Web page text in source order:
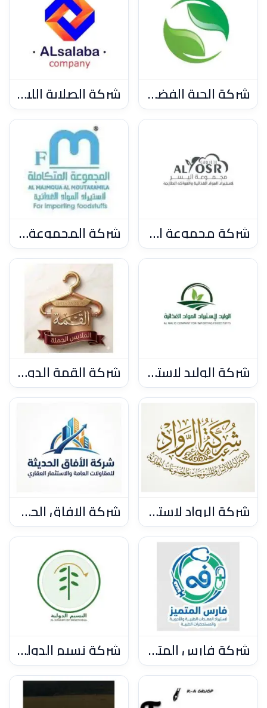
شركة الحبة الفضية العالمية لاستيراد الالات والمستلزمات الزراعية والبذر شركة الصلابة الليبية للصناعات الحديدية
شركة مجموعة اليسر للمواد الغذائية والفاكهة الطازجة شركة المجموعة المتكاملة لاستيراد المواد الغذائية
شركة الوليد لاستيراد المواد الغذائية شركة القمة الدولية لااستيراد وبيع الملابس جملة فقط
شركة الرواد لاستيراد الملابس والمنسوجات والمصنوعات الجلدية شركة الافاق الحديثة للمقاولات العامة والاستثمار العقارى
شركة فارس المتميزة لاستيراد المعدات والادوية والمستحضرات الطبية ومستلزمات الام والطفل شركة نسيم الدولية لاستيراد المواد الغذائية